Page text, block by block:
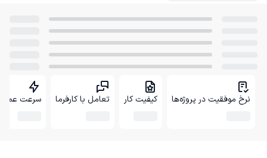
نرخ موفقیت در پروژه‌ها کیفیت کار تعامل با کارفرما سرعت عمل